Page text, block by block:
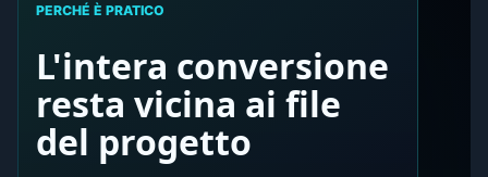
PERCHÉ È PRATICO
L'intera conversione
resta vicina ai file
del progetto